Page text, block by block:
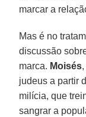
marcar a
Mas é no
discussão
marca. Moisés
judeus a partir
milícia, que
sangrar a